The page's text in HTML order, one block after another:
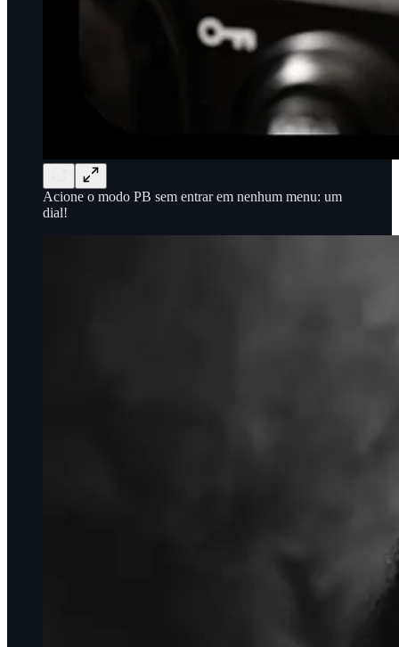
Acione o modo PB sem entrar em nenhum menu: um
dial!